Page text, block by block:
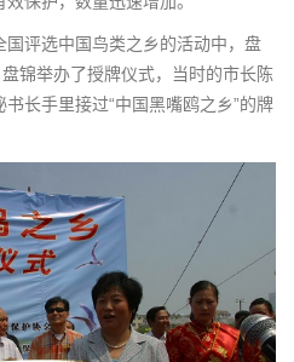
评选中国鸟类之乡的活动中，盘
锦举办了授牌仪式，当时的市长陈
长手里接过“中国黑嘴鸥之乡”的牌